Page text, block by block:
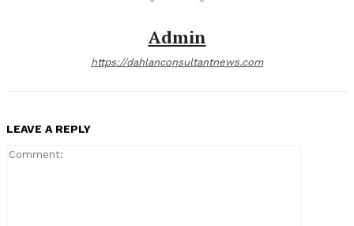
Admin
https://dahlanconsultantnews.com
LEAVE A REPLY